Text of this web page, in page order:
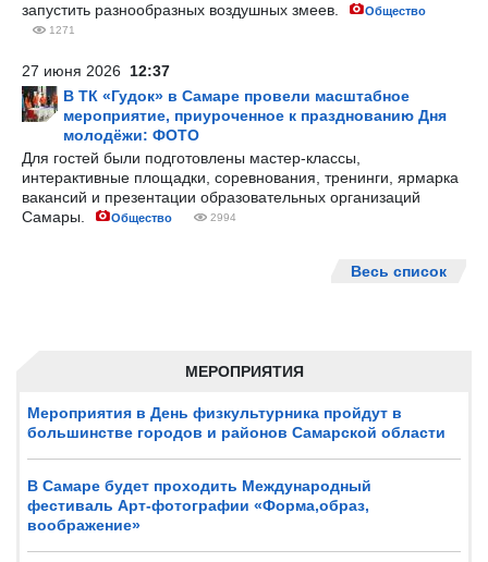
МЕРОПРИЯТИЯ
Мероприятия в День физкультурника пройдут в
большинстве городов и районов Самарской области
В Самаре будет проходить Международный
фестиваль Арт-фотографии «Форма,образ,
воображение»
запустить разнообразных воздушных змеев.
Общество
1271
27 июня 2026 12:37
В ТК «Гудок» в Самаре провели масштабное
мероприятие, приуроченное к празднованию Дня
молодёжи: ФОТО
Для гостей были подготовлены мастер-классы,
интерактивные площадки, соревнования, тренинги, ярмарка
вакансий и презентации образовательных организаций
Самары.
Общество 2994
Весь список